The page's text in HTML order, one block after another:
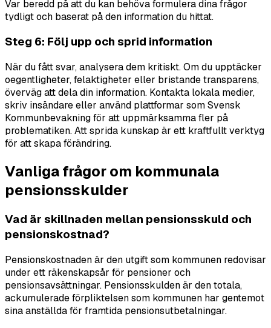
Var beredd på att du kan behöva formulera dina frågor
tydligt och baserat på den information du hittat.
Steg 6: Följ upp och sprid information
När du fått svar, analysera dem kritiskt. Om du upptäcker
oegentligheter, felaktigheter eller bristande transparens,
överväg att dela din information. Kontakta lokala medier,
skriv insändare eller använd plattformar som Svensk
Kommunbevakning för att uppmärksamma fler på
problematiken. Att sprida kunskap är ett kraftfullt verktyg
för att skapa förändring.
Vanliga frågor om kommunala
pensionsskulder
Vad är skillnaden mellan pensionsskuld och
pensionskostnad?
Pensionskostnaden är den utgift som kommunen redovisar
under ett räkenskapsår för pensioner och
pensionsavsättningar. Pensionsskulden är den totala,
ackumulerade förpliktelsen som kommunen har gentemot
sina anställda för framtida pensionsutbetalningar.